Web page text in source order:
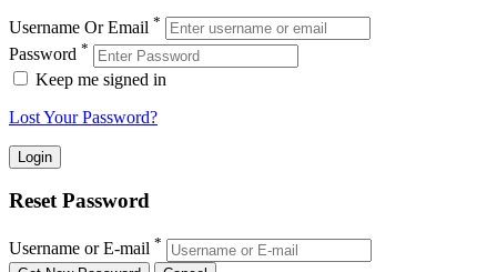
Username Or Email *
Password *
Keep me signed in
Lost Your Password?
Reset Password
Username or E-mail *